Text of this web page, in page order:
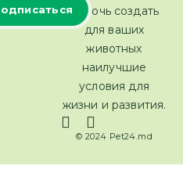
помочь создать
для ваших
животных
наилучшие
условия для
жизни и развития.
© 2024 Pet24.md